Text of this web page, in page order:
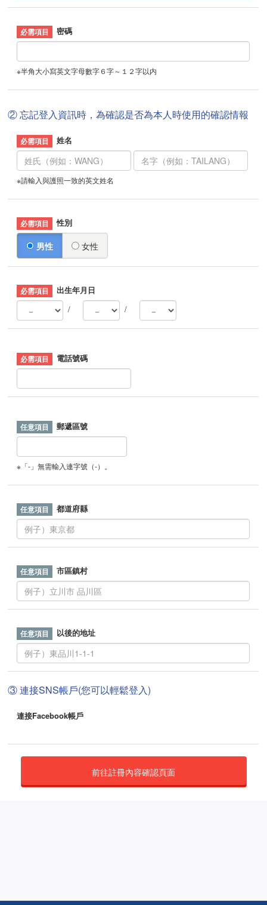
密碼
※半角大小寫英文字母數字６字～１２字以内
② 忘記登入資訊時，為確認是否為本人時使用的確認情報
姓名
※請輸入與護照一致的英文姓名
性別
男性 女性
出生年月日
/
/
電話號碼
郵遞區號
※「-」無需輸入連字號（-）。
都道府縣
市區鎮村
以後的地址
③ 連接SNS帳戶(您可以輕鬆登入)
連接Facebook帳戶